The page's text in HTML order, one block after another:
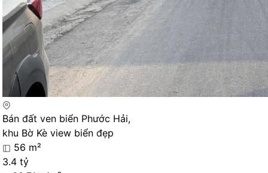
Bán đất ven biển Phước Hải,
khu Bờ Kè view biển đẹp
56 m²
3.4 tỷ